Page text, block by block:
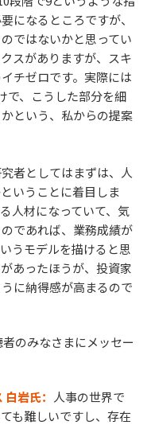
になるところですが、
ではないかと思ってい
スがありますが、スキ
チゼロです。実際には
で、こうした部分を細
という、私からの提案
者としてはまずは、人
いうことに着目しま
人材になっていて、気
であれば、業務成績が
うモデルを描けると思
あったほうが、投資家
に納得感が高まるので
のみなさまにメッセー
岩氏： 人事の世界で
も難しいですし、存在